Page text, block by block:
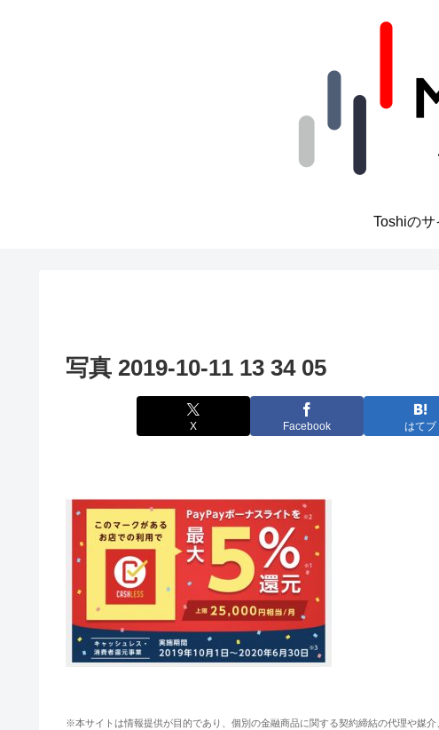
Toshiの
写真 2019-10-11 13 34 05
X Facebook はてブ
※本サイトは情報提供が目的であり、個別の金融商品に関する契約締結の代理や媒